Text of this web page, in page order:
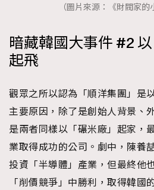
（圖片來源：《財閥家的
暗藏韓國大事件 #2
起飛
觀眾之所以認為「順洋集團」是
主要原因，除了是創始人背景、
是兩者同樣以「碾米廠」起家，
業取得成功的公司。劇中，陳養
投資「半導體」產業，但最終他
「削價競爭」中勝利，取得韓國